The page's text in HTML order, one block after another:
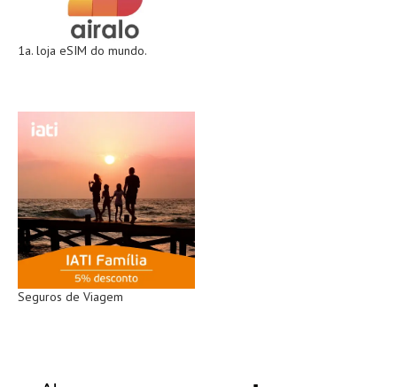
1a. loja eSIM do mundo.
Seguros de Viagem